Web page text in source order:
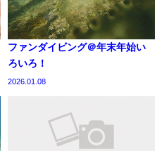
ファンダイビング＠年末年始い
ろいろ！
2026.01.08